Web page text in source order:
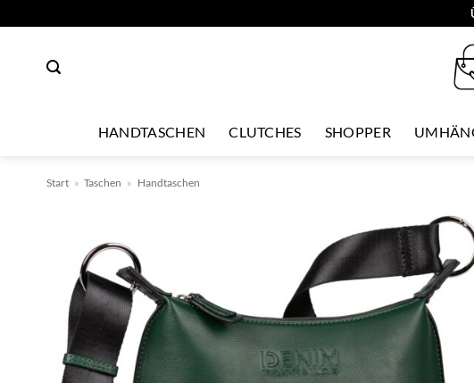
springen
HANDTASCHEN CLUTCHES SHOPPER
Start » Taschen » Handtaschen